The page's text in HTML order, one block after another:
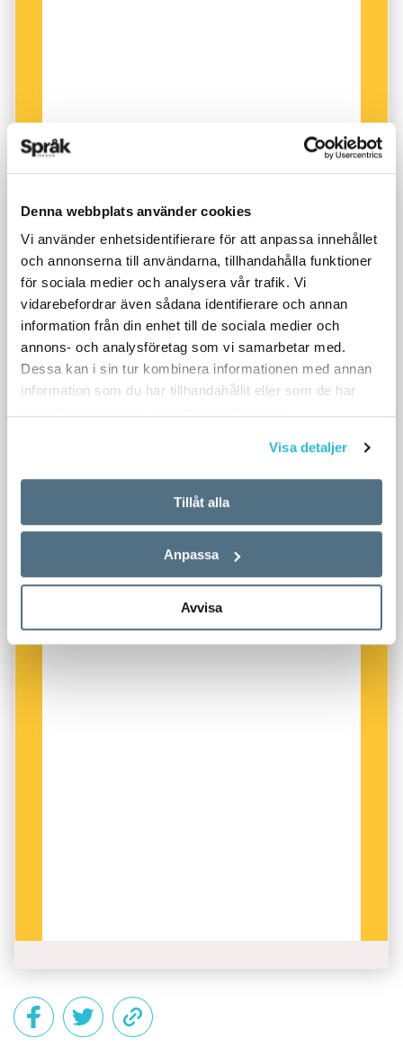
Denna webbplats använder cookies
Vi använder enhetsidentifierare för att anpassa innehållet
och annonserna till användarna, tillhandahålla funktioner
för sociala medier och analysera vår trafik. Vi
vidarebefordrar även sådana identifierare och annan
information från din enhet till de sociala medier och
annons- och analysföretag som vi samarbetar med.
Dessa kan i sin tur kombinera informationen med annan
information som du har tillhandahållit eller som de har
Visa detaljer
Tillåt alla
Anpassa
Avvisa